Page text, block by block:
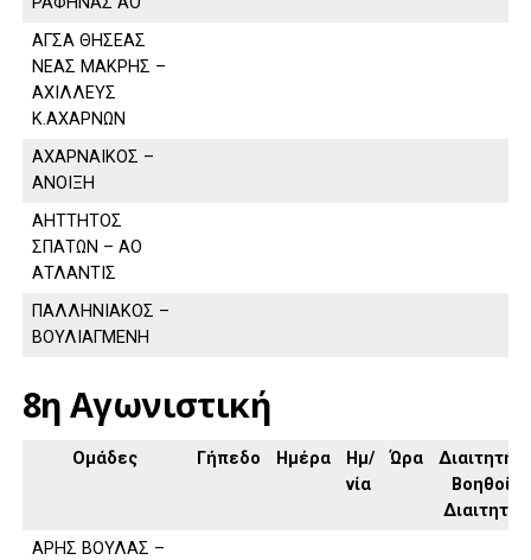
ΑΓΣΑ ΘΗΣΕΑΣ
ΝΕΑΣ ΜΑΚΡΗΣ –
ΑΧΙΛΛΕΥΣ
Κ.ΑΧΑΡΝΩΝ
ΑΧΑΡΝΑΙΚΟΣ –
ΑΝΟΙΞΗ
ΑΗΤΤΗΤΟΣ
ΣΠΑΤΩΝ – ΑΟ
ΑΤΛΑΝΤΙΣ
ΠΑΛΛΗΝΙΑΚΟΣ –
ΒΟΥΛΙΑΓΜΕΝΗ
8η Αγωνιστική
Ομάδες Γήπεδο Ημέρα
Ημ/
νία
Ώρα
Διαιτητής,
Βοηθοί
Διαιτητή
ΑΡΗΣ ΒΟΥΛΑΣ –